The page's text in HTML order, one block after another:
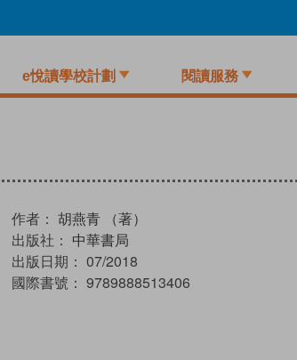
e悅讀學校計劃 閱讀服務
作者： 胡燕青 （著）
出版社： 中華書局
出版日期： 07/2018
國際書號： 9789888513406